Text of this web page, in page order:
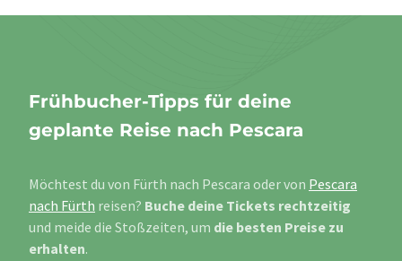
Frühbucher-Tipps für deine
geplante Reise nach Pescara
Möchtest du von Fürth nach Pescara oder von Pescara
nach Fürth reisen? Buche deine Tickets rechtzeitig
und meide die Stoßzeiten, um die besten Preise zu
erhalten.